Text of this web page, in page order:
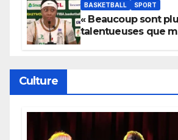
BASKETBALL SPORT
« Beaucoup sont
talentueuses que
Culture